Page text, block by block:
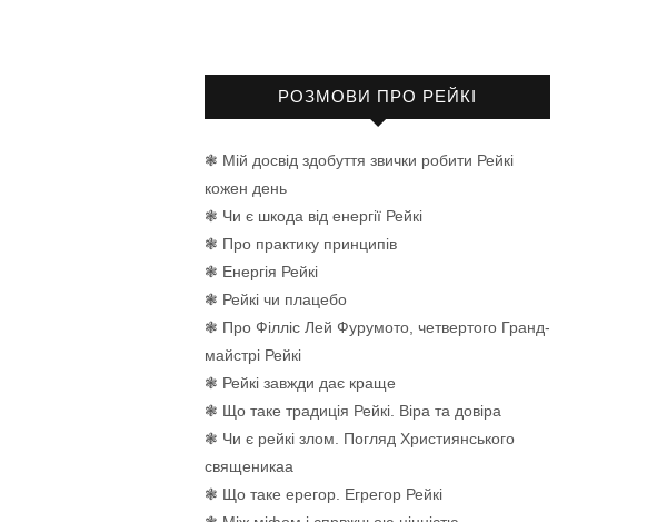
РОЗМОВИ ПРО РЕЙКІ
❃ Мій досвід здобуття звички робити Рейкі
кожен день
❃ Чи є шкода від енергії Рейкі
❃ Про практику принципів
❃ Енергія Рейкі
❃ Рейкі чи плацебо
❃ Про Філліс Лей Фурумото, четвертого Гранд-
майстрі Рейкі
❃ Рейкі завжди дає краще
❃ Що таке традиція Рейкі. Віра та довіра
❃ Чи є рейкі злом. Погляд Християнського
священикаа
❃ Що таке ерегор. Егрегор Рейкі